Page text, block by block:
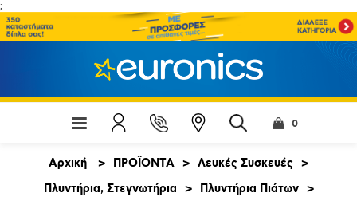
;
0
Αρχική > ΠΡΟΪΟΝΤΑ > Λευκές Συσκευές
>
Πλυντήρια, Στεγνωτήρια
> Πλυντήρια Πιάτων >